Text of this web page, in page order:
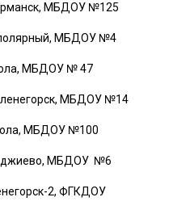
МБДОУ №125
МБДОУ №4
МБДОУ № 47
МБДОУ №14
МБДОУ №100
МБДОУ №6
2, ФГКДОУ